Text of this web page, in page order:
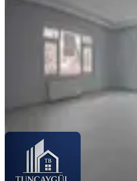
3+1· 150 m²
18.000 ₺ 20.000
TUNCAYGÜL